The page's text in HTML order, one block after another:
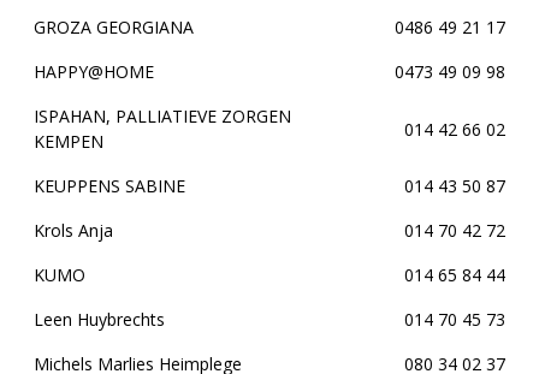
GROZA GEORGIANA
0486 49 21 17
HAPPY@HOME
0473 49 09 98
ISPAHAN, PALLIATIEVE ZORGEN
KEMPEN
014 42 66 02
KEUPPENS SABINE
014 43 50 87
Krols Anja
014 70 42 72
KUMO
014 65 84 44
Leen Huybrechts
014 70 45 73
Michels Marlies Heimplege
080 34 02 37